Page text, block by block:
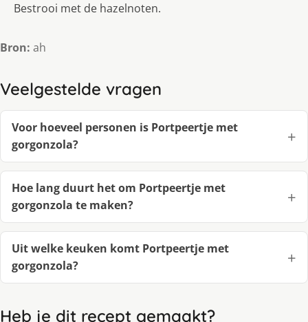
Bestrooi met de hazelnoten.
Bron: ah
Veelgestelde vragen
Voor hoeveel personen is Portpeertje met
gorgonzola?
Hoe lang duurt het om Portpeertje met
gorgonzola te maken?
Uit welke keuken komt Portpeertje met
gorgonzola?
Heb je dit recept gemaakt?